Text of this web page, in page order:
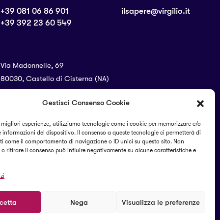
Gestisci Consenso Cookie
migliori esperienze, utilizziamo tecnologie come i cookie per memorizzare e/o
informazioni del dispositivo. Il consenso a queste tecnologie ci permetterà di
come il comportamento di navigazione o ID unici su questo sito. Non
ritirare il consenso può influire negativamente su alcune caratteristiche e
Nega Visualizza le preferenze
+39 081 06 86 901
+39 392 23 60 549
ilsapere@virgilio.it
Via Madonnelle, 69
80030, Castello di Cisterna (NA)
SEGUICI SUI SOCIAL